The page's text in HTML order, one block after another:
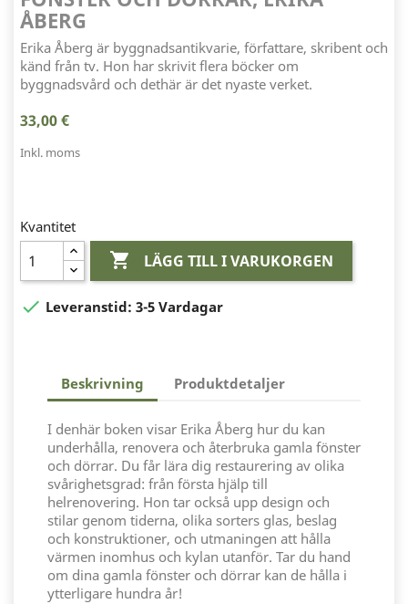
ÅBERG
Erika Åberg är byggnadsantikvarie, författare, skribent och
känd från tv. Hon har skrivit flera böcker om
byggnadsvård och dethär är det nyaste verket.
33,00 €
Inkl. moms
Kvantitet
 LÄGG TILL I VARUKORGEN
 Leveranstid: 3-5 Vardagar
Beskrivning Produktdetaljer
I denhär boken visar Erika Åberg hur du kan
underhålla, renovera och återbruka gamla fönster
och dörrar. Du får lära dig restaurering av olika
svårighetsgrad: från första hjälp till
helrenovering. Hon tar också upp design och
stilar genom tiderna, olika sorters glas, beslag
och konstruktioner, och utmaningen att hålla
värmen inomhus och kylan utanför. Tar du hand
om dina gamla fönster och dörrar kan de hålla i
ytterligare hundra år!